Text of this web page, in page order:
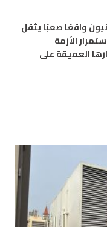
واقعًا صعبًا يثقل
الأزمة
العميقة على